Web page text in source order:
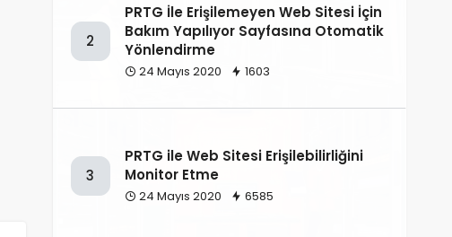
2
PRTG İle Erişilemeyen Web Sitesi İçin
Bakım Yapılıyor Sayfasına Otomatik
Yönlendirme
24 Mayıs 2020 1603
3
PRTG ile Web Sitesi Erişilebilirliğini
Monitor Etme
24 Mayıs 2020 6585